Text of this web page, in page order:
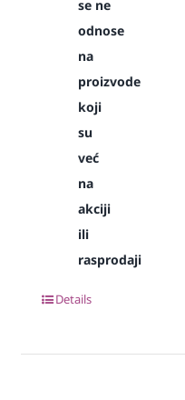
se ne
odnose
na
proizvode
koji
su
već
na
akciji
ili
rasprodaji
Details